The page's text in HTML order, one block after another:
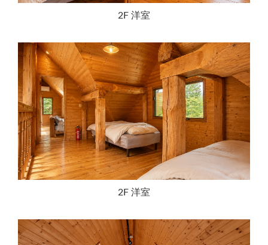
2F 洋室
2F 洋室